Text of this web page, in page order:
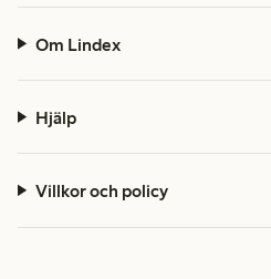
Om Lindex
Hjälp
Villkor och policy